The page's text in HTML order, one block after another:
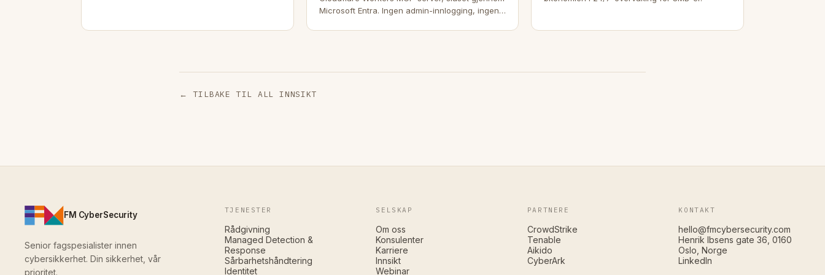
Microsoft Entra. Ingen admin-innlogging, ingen
← TILBAKE TIL ALL INNSIKT
FM CyberSecurity
Senior fagspesialister innen
cybersikkerhet. Din sikkerhet, vår
prioritet.
TJENESTER
Rådgivning
Managed Detection &
Response
Sårbarhetshåndtering
Identitet
SELSKAP
Om oss
Konsulenter
Karriere
Innsikt
Webinar
PARTNERE
CrowdStrike
Tenable
Aikido
CyberArk
KONTAKT
hello@fmcybersecurity.com
Henrik Ibsens gate 36, 0160
Oslo, Norge
LinkedIn